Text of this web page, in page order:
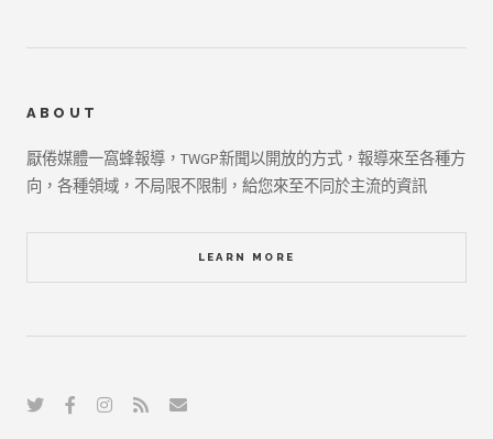
ABOUT
厭倦媒體一窩蜂報導，TWGP新聞以開放的方式，報導來至各種方
向，各種領域，不局限不限制，給您來至不同於主流的資訊
LEARN MORE